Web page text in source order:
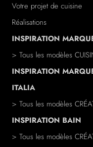
Votre projet de cuisine
Réalisations
INSPIRATION
> Tous les modèles
INSPIRATION
ITALIA
> Tous les modèles
INSPIRATION BAIN
> Tous les modèles